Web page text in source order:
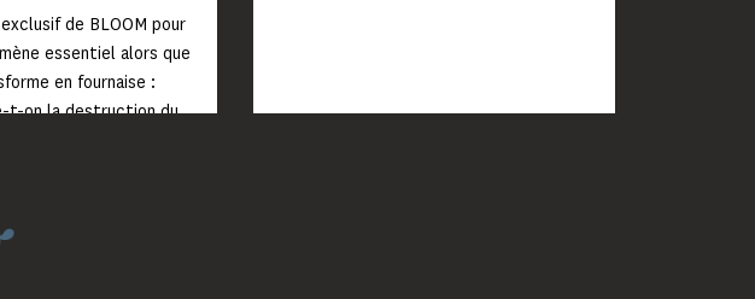
de BLOOM pour
essentiel alors que
en fournaise :
t-on la destruction du
et rendez-vous sur
(lien en bio) pour
génèrera deux choses
conversations